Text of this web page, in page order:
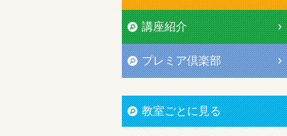
講座紹介
プレミア倶楽部
教室ごとに見る